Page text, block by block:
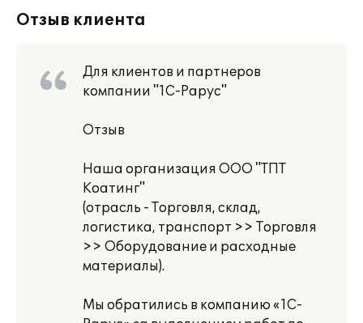
Отзыв клиента
Для клиентов и партнеров
компании "1С-Рарус"
Отзыв
Наша организация ООО "ТПТ
Коатинг"
(отрасль - Торговля, склад,
логистика, транспорт >> Торговля
>> Оборудование и расходные
материалы).
Мы обратились в компанию «1С-